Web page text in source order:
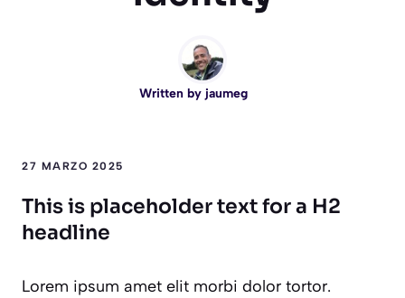
Written by jaumeg
27 MARZO 2025
This is placeholder text for a H2
headline
Lorem ipsum amet elit morbi dolor tortor.